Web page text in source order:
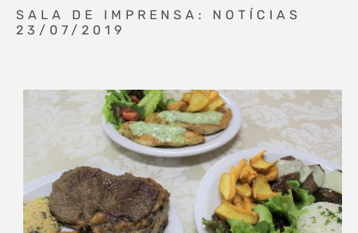
SALA DE IMPRENSA: NOTÍCIAS
23/07/2019